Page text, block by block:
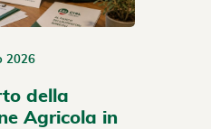
2026
della
Agricola in